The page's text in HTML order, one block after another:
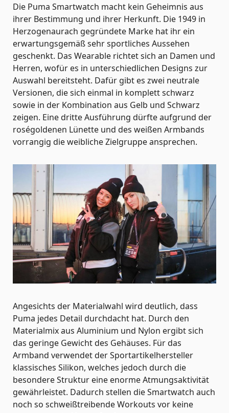
Die Puma Smartwatch macht kein Geheimnis aus
ihrer Bestimmung und ihrer Herkunft. Die 1949 in
Herzogenaurach gegründete Marke hat ihr ein
erwartungsgemäß sehr sportliches Aussehen
geschenkt. Das Wearable richtet sich an Damen und
Herren, wofür es in unterschiedlichen Designs zur
Auswahl bereitsteht. Dafür gibt es zwei neutrale
Versionen, die sich einmal in komplett schwarz
sowie in der Kombination aus Gelb und Schwarz
zeigen. Eine dritte Ausführung dürfte aufgrund der
roségoldenen Lünette und des weißen Armbands
vorrangig die weibliche Zielgruppe ansprechen.
Angesichts der Materialwahl wird deutlich, dass
Puma jedes Detail durchdacht hat. Durch den
Materialmix aus Aluminium und Nylon ergibt sich
das geringe Gewicht des Gehäuses. Für das
Armband verwendet der Sportartikelhersteller
klassisches Silikon, welches jedoch durch die
besondere Struktur eine enorme Atmungsaktivität
gewährleistet. Dadurch stellen die Smartwatch auch
noch so schweißtreibende Workouts vor keine